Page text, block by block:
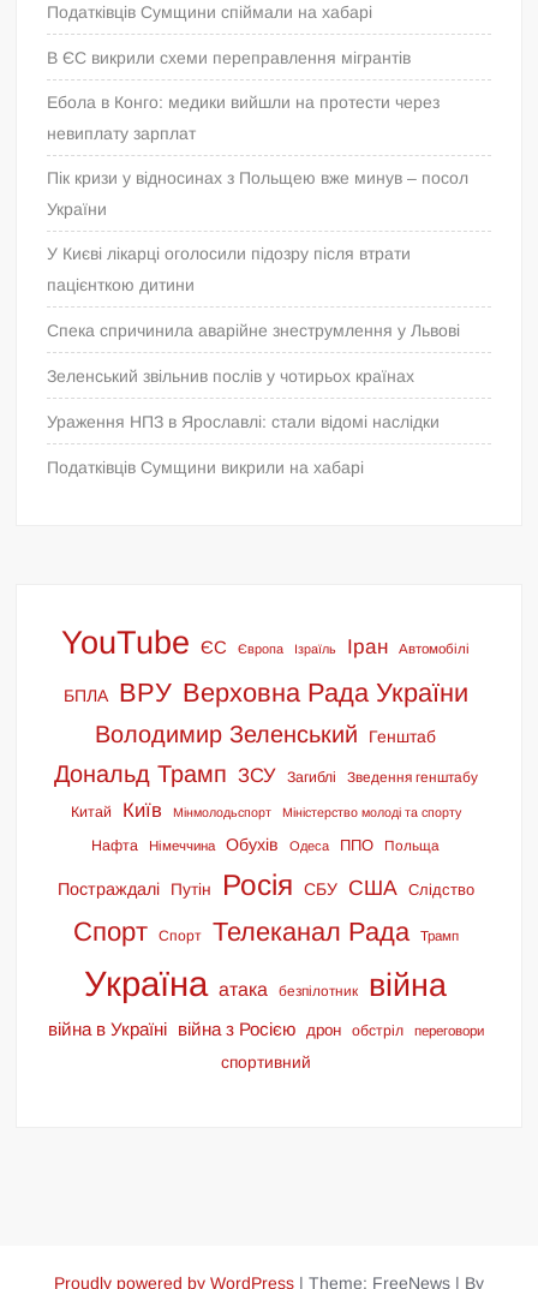
Податківців Сумщини спіймали на хабарі
В ЄС викрили схеми переправлення мігрантів
Ебола в Конго: медики вийшли на протести через
невиплату зарплат
Пік кризи у відносинах з Польщею вже минув – посол
України
У Києві лікарці оголосили підозру після втрати
пацієнткою дитини
Спека спричинила аварійне знеструмлення у Львові
Зеленський звільнив послів у чотирьох країнах
Ураження НПЗ в Ярославлі: стали відомі наслідки
Податківців Сумщини викрили на хабарі
YouTube ЄС Європа Ізраїль Іран Автомобілі
БПЛА ВРУ Верховна Рада України
Володимир Зеленський Генштаб
Дональд Трамп ЗСУ Загиблі Зведення генштабу
Китай Київ Мінмолодьспорт Міністерство молоді та спорту
Нафта Німеччина Обухів Одеса ППО Польща
Постраждалі Путін Росія СБУ США Слідство
Спорт Спорт Телеканал Рада Трамп
Україна атака безпілотник війна
війна в Україні війна з Росією дрон обстріл переговори
спортивний
Proudly powered by WordPress | Theme: FreeNews | By